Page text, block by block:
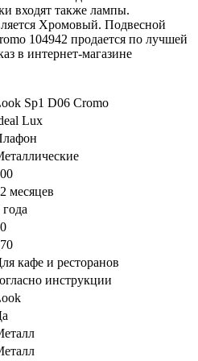
входят также лампы.
Хромовый. Подвесной
104942 продается по лучшей
в интернет-магазине
Sp1 D06 Cromo
Lux
месяцев
года
кафе и ресторанов
инструкции